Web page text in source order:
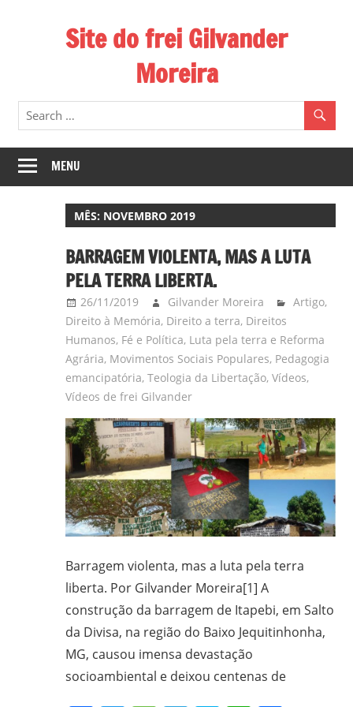
Site do frei Gilvander
Moreira
Esse
site
frei
Gilvander
divulga
pastoral
militância
carmelita;
bacharel
licenciado
Filosofia
bacharel
Teologia
ITESP/SP;
MENU
MÊS: NOVEMBRO 2019
BARRAGEM VIOLENTA, MAS A LUTA
PELA TERRA LIBERTA.
26/11/2019 Gilvander Moreira Artigo,
Direito à Memória, Direito a terra, Direitos
Humanos, Fé e Política, Luta pela terra e Reforma
Agrária, Movimentos Sociais Populares, Pedagogia
emancipatória, Teologia da Libertação, Vídeos,
Vídeos de frei Gilvander
Barragem violenta, mas a luta pela terra
liberta. Por Gilvander Moreira[1] A
construção da barragem de Itapebi, em Salto
da Divisa, na região do Baixo Jequitinhonha,
MG, causou imensa devastação
socioambiental e deixou centenas de